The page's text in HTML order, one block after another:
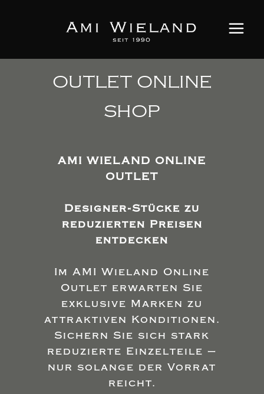
OUTLET ONLINE
SHOP
AMI WIELAND ONLINE
OUTLET
Designer-Stücke zu
reduzierten Preisen
entdecken
Im AMI Wieland Online
Outlet erwarten Sie
exklusive Marken zu
attraktiven Konditionen.
Sichern Sie sich stark
reduzierte Einzelteile –
nur solange der Vorrat
reicht.